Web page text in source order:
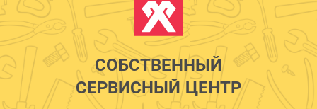
СОБСТВЕННЫЙ
СЕРВИСНЫЙ ЦЕНТР